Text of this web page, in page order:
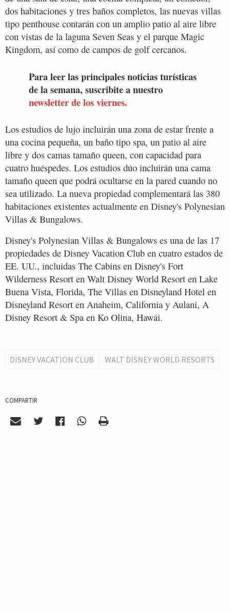
dos habitaciones y tres baños completos, las nuevas villas
tipo penthouse contarán con un amplio patio al aire libre
con vistas de la laguna Seven Seas y el parque Magic
Kingdom, así como de campos de golf cercanos.
Para leer las principales noticias turísticas
de la semana, suscribite a nuestro
newsletter de los viernes.
Los estudios de lujo incluirán una zona de estar frente a
una cocina pequeña, un baño tipo spa, un patio al aire
libre y dos camas tamaño queen, con capacidad para
cuatro huéspedes. Los estudios dúo incluirán una cama
tamaño queen que podrá ocultarse en la pared cuando no
sea utilizado. La nueva propiedad complementará las 380
habitaciones existentes actualmente en Disney's Polynesian
Villas & Bungalows.
Disney's Polynesian Villas & Bungalows es una de las 17
propiedades de Disney Vacation Club en cuatro estados de
EE. UU., incluidas The Cabins en Disney's Fort
Wilderness Resort en Walt Disney World Resort en Lake
Buena Vista, Florida, The Villas en Disneyland Hotel en
Disneyland Resort en Anaheim, California y Aulani, A
Disney Resort & Spa en Ko Olina, Hawái.
DISNEY VACATION CLUB WALT DISNEY WORLD RESORTS
COMPARTIR